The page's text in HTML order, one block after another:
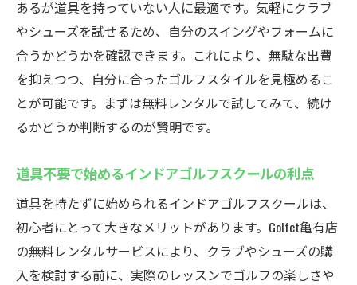
あるが道具を持っていない人に最適です。気軽にクラブ
やシューズを試せるため、自分のスイングやフォームに
合うかどうかを確認できます。これにより、無駄な出費
を抑えつつ、自分に合ったゴルフスタイルを見極めるこ
とが可能です。まずは無料レンタルで試してみて、続け
るかどうか判断するのが賢明です。
道具不要で始めるインドアゴルフスクールの利点
道具を持たずに始められるインドアゴルフスクールは、
初心者にとって大きなメリットがあります。Golfet亀有店
の無料レンタルサービスにより、クラブやシューズの購
入を検討する前に、実際のレッスンでゴルフの楽しさや